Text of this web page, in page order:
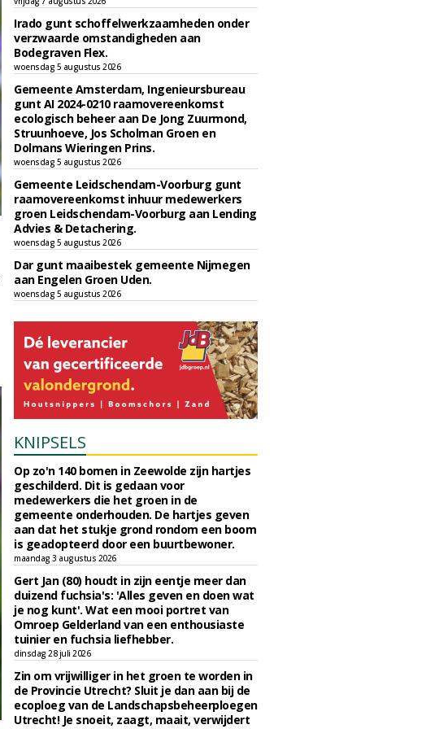
Irado gunt schoffelwerkzaamheden onder
verzwaarde omstandigheden aan
Bodegraven Flex.
woensdag 5 augustus 2026
Gemeente Amsterdam, Ingenieursbureau
gunt AI 2024-0210 raamovereenkomst
ecologisch beheer aan De Jong Zuurmond,
Struunhoeve, Jos Scholman Groen en
Dolmans Wieringen Prins.
woensdag 5 augustus 2026
Gemeente Leidschendam-Voorburg gunt
raamovereenkomst inhuur medewerkers
groen Leidschendam-Voorburg aan Lending
Advies & Detachering.
woensdag 5 augustus 2026
Dar gunt maaibestek gemeente Nijmegen
aan Engelen Groen Uden.
woensdag 5 augustus 2026
KNIPSELS
Op zo'n 140 bomen in Zeewolde zijn hartjes
geschilderd. Dit is gedaan voor
medewerkers die het groen in de
gemeente onderhouden. De hartjes geven
aan dat het stukje grond rondom een boom
is geadopteerd door een buurtbewoner.
maandag 3 augustus 2026
Gert Jan (80) houdt in zijn eentje meer dan
duizend fuchsia's: 'Alles geven en doen wat
je nog kunt'. Wat een mooi portret van
Omroep Gelderland van een enthousiaste
tuinier en fuchsia liefhebber.
dinsdag 28 juli 2026
Zin om vrijwilliger in het groen te worden in
de Provincie Utrecht? Sluit je dan aan bij de
ecoploeg van de Landschapsbeheerploegen
Utrecht! Je snoeit, zaagt, maait, verwijdert